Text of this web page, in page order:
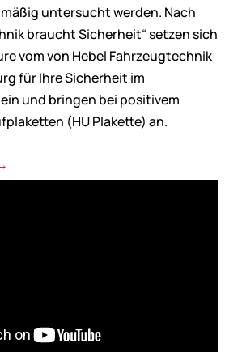
untersucht werden. Nach
braucht Sicherheit“ setzen sich
vom von Hebel Fahrzeugtechnik
für Ihre Sicherheit im
und bringen bei positivem
(HU Plakette) an.